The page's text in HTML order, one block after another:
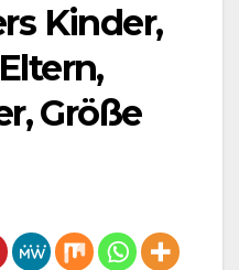
Kinder,
Größe